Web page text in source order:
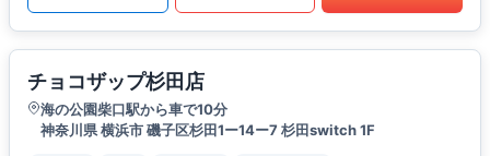
チョコザップ杉田店
海の公園柴口駅から車で10分
神奈川県 横浜市 磯子区杉田1ー14ー7 杉田switch 1F